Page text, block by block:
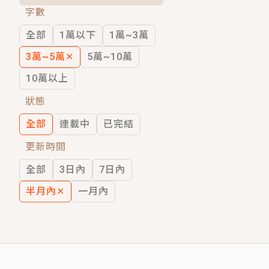
穿越｜《穿越遠古後成了野人娘子》你
字數
全部
1萬以下
1萬~3萬
3萬~5萬 ✕
5萬~10萬
10萬以上
狀態
全部
連載中
已完結
更新時間
全部
3日內
7日內
半月內 ✕ 一月內